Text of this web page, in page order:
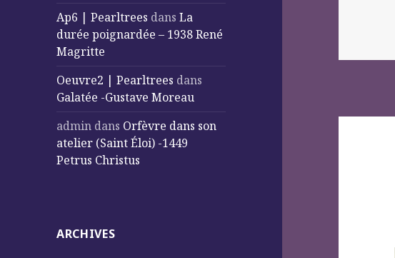
Ap6 | Pearltrees dansLa
durée poignardée – 1938 René
Magritte
Oeuvre2 | Pearltrees dans
Galatée -Gustave Moreau
admin dans Orfèvre dans son
atelier (Saint Éloi) -1449
Petrus Christus
ARCHIVES